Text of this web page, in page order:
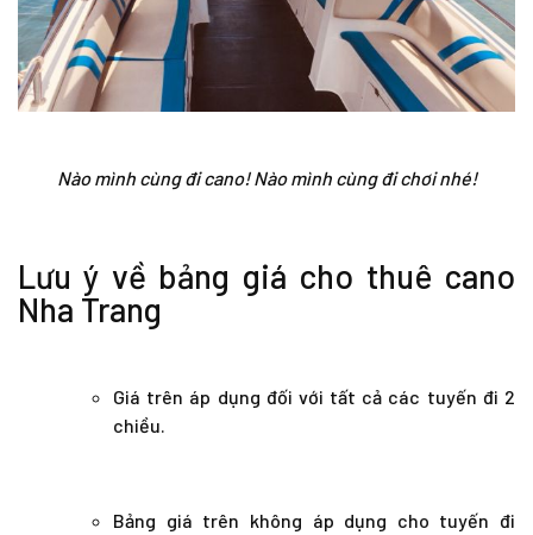
Nào mình cùng đi cano! Nào mình cùng đi chơi nhé!
Lưu ý về bảng giá cho thuê cano
Nha Trang
Giá trên áp dụng đối với tất cả các tuyến đi 2
chiều.
Bảng giá trên không áp dụng cho tuyến đi